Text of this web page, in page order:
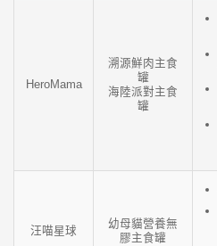
HeroMama
溯源鮮肉主食
罐
海陸派對主食
罐
汪喵星球
幼母貓營養無
膠主食罐